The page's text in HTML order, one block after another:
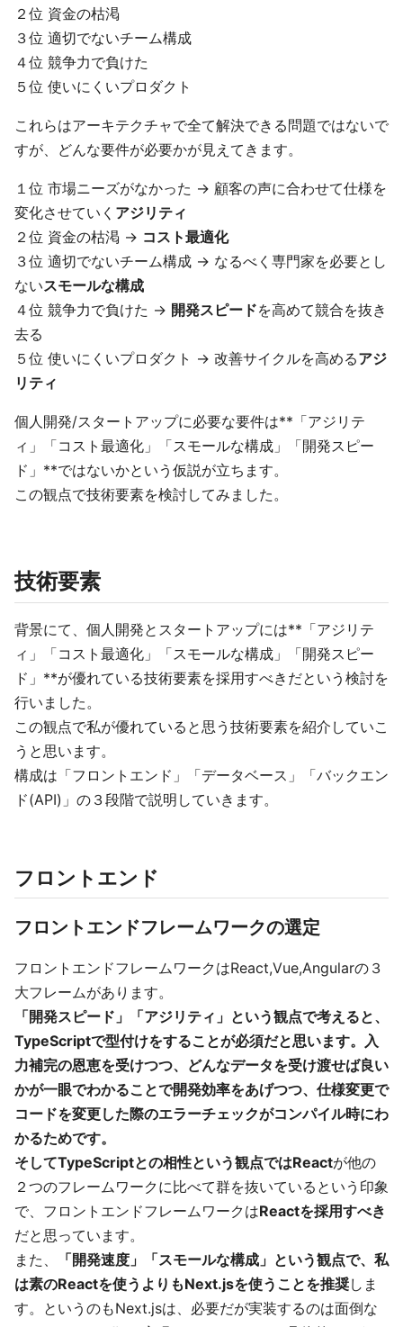
２位 資金の枯渇
３位 適切でないチーム構成
４位 競争力で負けた
５位 使いにくいプロダクト
これらはアーキテクチャで全て解決できる問題ではないで
すが、どんな要件が必要かが見えてきます。
１位 市場ニーズがなかった → 顧客の声に合わせて仕様を
変化させていく アジリティ
２位 資金の枯渇 → コスト最適化
３位 適切でないチーム構成 → なるべく専門家を必要とし
ないスモールな構成
４位 競争力で負けた → 開発スピードを高めて競合を抜き
去る
５位 使いにくいプロダクト → 改善サイクルを高めるアジ
リティ
個人開発/スタートアップに必要な要件は**「アジリテ
ィ」「コスト最適化」「スモールな構成」「開発スピー
ド」**ではないかという仮説が立ちます。
この観点で技術要素を検討してみました。
技術要素
背景にて、個人開発とスタートアップには**「アジリテ
ィ」「コスト最適化」「スモールな構成」「開発スピー
ド」**が優れている技術要素を採用すべきだという検討を
行いました。
この観点で私が優れていると思う技術要素を紹介していこ
うと思います。
構成は「フロントエンド」「データベース」「バックエン
ド(API)」の３段階で説明していきます。
フロントエンド
フロントエンドフレームワークの選定
フロントエンドフレームワークはReact,Vue,Angularの３
大フレームがあります。
「開発スピード」「アジリティ」という観点で考えると、
TypeScriptで型付けをすることが必須だと思います。入
力補完の恩恵を受けつつ、どんなデータを受け渡せば良い
かが一眼でわかることで開発効率をあげつつ、仕様変更で
コードを変更した際のエラーチェックがコンパイル時にわ
かるためです。
そしてTypeScriptとの相性という観点ではReactが他の
２つのフレームワークに比べて群を抜いているという印象
で、フロントエンドフレームワークはReactを採用すべき
だと思っています。
また、
「開発速度」「スモールな構成」という観点で、私
は素のReactを使うよりもNext.jsを使うことを推奨しま
す。というのもNext.jsは、必要だが実装するのは面倒な